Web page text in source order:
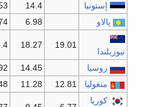
إستونيا 14.4
پالاو
6.98
نيوزيلندا
19.01
18.27
روسيا 14.45
منغوليا
12.81
11.28
كوريا